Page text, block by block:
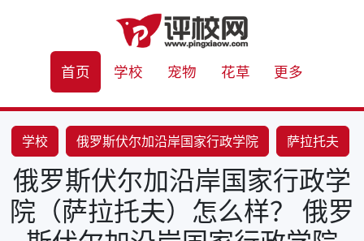
首页 学校 宠物 花草 更多
学校 俄罗斯伏尔加沿岸国家行政学院
萨拉托夫
怎样
俄罗斯伏尔加沿岸国家行政学
院（萨拉托夫）怎么样？ 俄罗